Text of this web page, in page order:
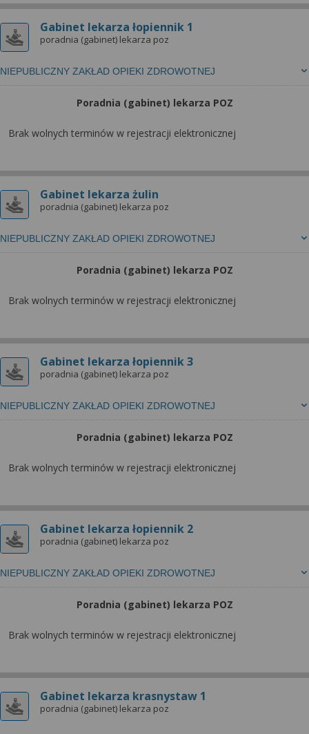
Gabinet lekarza łopiennik 1
poradnia (gabinet) lekarza poz
NIEPUBLICZNY ZAKŁAD OPIEKI ZDROWOTNEJ
Poradnia (gabinet) lekarza POZ
Brak wolnych terminów w rejestracji elektronicznej
Gabinet lekarza żulin
poradnia (gabinet) lekarza poz
NIEPUBLICZNY ZAKŁAD OPIEKI ZDROWOTNEJ
Poradnia (gabinet) lekarza POZ
Brak wolnych terminów w rejestracji elektronicznej
Gabinet lekarza łopiennik 3
poradnia (gabinet) lekarza poz
NIEPUBLICZNY ZAKŁAD OPIEKI ZDROWOTNEJ
Poradnia (gabinet) lekarza POZ
Brak wolnych terminów w rejestracji elektronicznej
Gabinet lekarza łopiennik 2
poradnia (gabinet) lekarza poz
NIEPUBLICZNY ZAKŁAD OPIEKI ZDROWOTNEJ
Poradnia (gabinet) lekarza POZ
Brak wolnych terminów w rejestracji elektronicznej
Gabinet lekarza krasnystaw 1
poradnia (gabinet) lekarza poz
danych tylko w niektórych celach. Jeżeli chcesz
dowiedzieć się więcej lub chcesz przeprowadzić
konfigurację szczegółową, to możesz tego dokonać
za pomocą „Ustawień zaawansowanych”.
Więcej informacji na temat wykorzystywania
znajdziesz w Regulaminie Serwisu.